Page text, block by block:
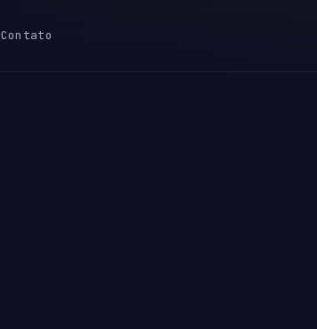
Contato